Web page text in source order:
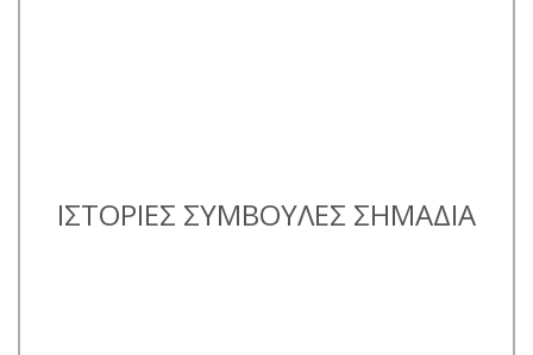
ΙΣΤΟΡΙΕΣ ΣΥΜΒΟΥΛΕΣ ΣΗΜΑΔΙΑ